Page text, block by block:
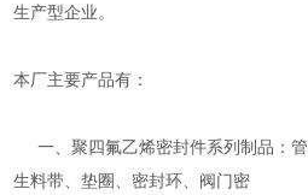
生产型企业。
本厂主要产品有：
一、聚四氟乙烯密封件系列制品：管
生料带、垫圈、密封环、阀门密